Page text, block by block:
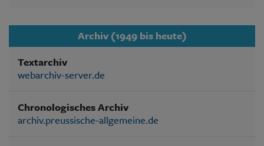
Archiv (1949 bis heute)
Textarchiv
webarchiv-server.de
Chronologisches Archiv
archiv.preussische-allgemeine.de